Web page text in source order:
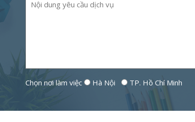
Chọn nơi làm việc Hà Nội TP. Hồ Chí Minh